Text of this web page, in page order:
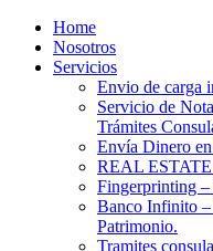
Home
Nosotros
Servicios
Envio de carga
Servicio de
Trámites
Envía Dinero
REAL
Fingerprinting –
Banco Infinito
Patrimonio.
Tramites